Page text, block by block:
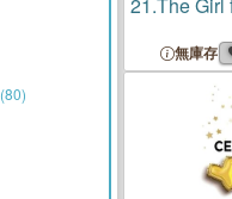
(80)
無庫存